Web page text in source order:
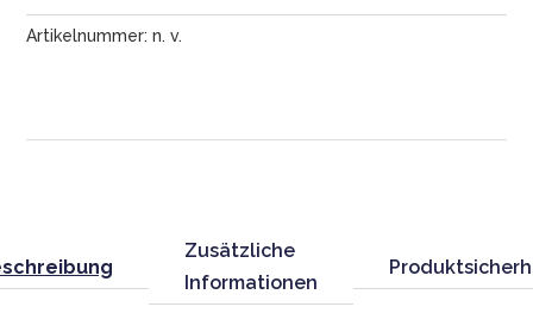
Artikelnummer:n. v.
Zusätzliche
Informationen